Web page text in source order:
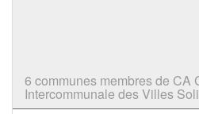
6 communes membres de CA
Intercommunale des Villes